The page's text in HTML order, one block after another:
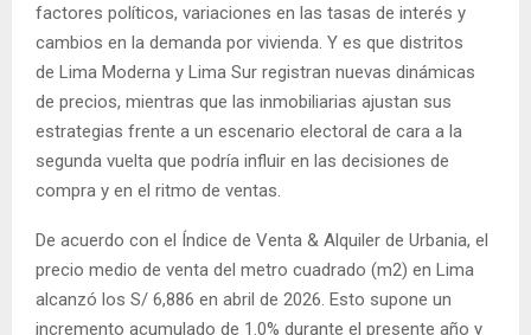
factores políticos, variaciones en las tasas de interés y
cambios en la demanda por vivienda. Y es que distritos
de Lima Moderna y Lima Sur registran nuevas dinámicas
de precios, mientras que las inmobiliarias ajustan sus
estrategias frente a un escenario electoral de cara a la
segunda vuelta que podría influir en las decisiones de
compra y en el ritmo de ventas.
De acuerdo con el Índice de Venta & Alquiler de Urbania, el
precio medio de venta del metro cuadrado (m2) en Lima
alcanzó los S/ 6,886 en abril de 2026. Esto supone un
incremento acumulado de 1.0% durante el presente año y